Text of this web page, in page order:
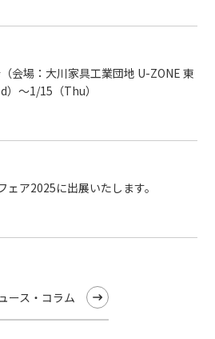
会場：大川家具工業団地 U-ZONE 東
〜1/15（Thu）
ア2025に出展いたします。
ース・コラム